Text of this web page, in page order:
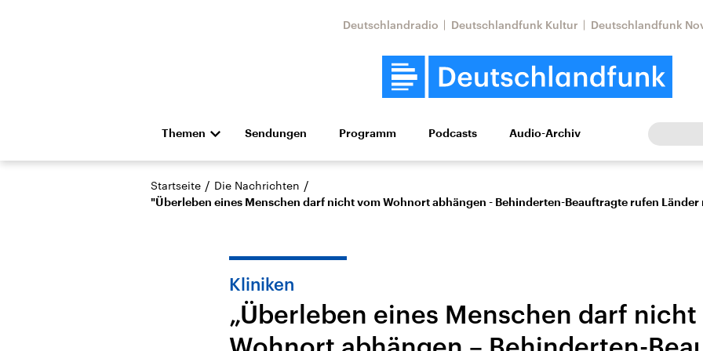
Deutschlandradio Deutschlandfunk Kultur Deutschlandfunk
Themen
Die Nachrichten Politik Wirtschaft Wissen Kultur Europa
Hörspiel und Feature
Landtagswahl Sachsen-
Anhalt 2026
Aktuelle Beiträge,
Aktuelle Lage und
Aktuelle Lage und
Sendungen Programm Podcasts Audio-Archiv
Startseite / Die Nachrichten /
"Überleben eines Menschen darf nicht vom Wohnort abhängen - Behinderten-Beauftragte rufen
Kliniken
„Überleben eines Menschen darf nicht